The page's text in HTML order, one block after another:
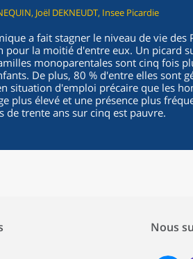
Joël DEKNEUDT, Insee Picardie
a fait stagner le niveau de vie
pour la moitié d'entre eux. Un picard
monoparentales sont cinq fois
De plus, 80 % d'entre elles sont
situation d'emploi précaire que les
plus élevé et une présence plus
de trente ans sur cinq est pauvre.
Nous